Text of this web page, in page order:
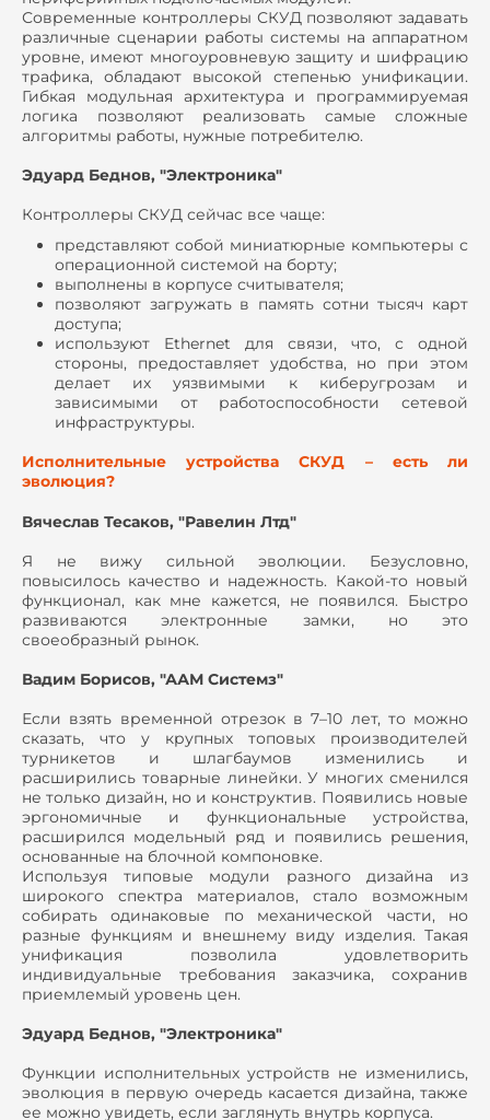
Современные контроллеры СКУД позволяют задавать
различные сценарии работы системы на аппаратном
уровне, имеют многоуровневую защиту и шифрацию
трафика, обладают высокой степенью унификации.
Гибкая модульная архитектура и программируемая
логика позволяют реализовать самые сложные
алгоритмы работы, нужные потребителю.
Эдуард Беднов, "Электроника"
Контроллеры СКУД сейчас все чаще:
представляют собой миниатюрные компьютеры с
операционной системой на борту;
выполнены в корпусе считывателя;
позволяют загружать в память сотни тысяч карт
доступа;
используют Ethernet для связи, что, с одной
стороны, предоставляет удобства, но при этом
делает их уязвимыми к киберугрозам и
зависимыми от работоспособности сетевой
инфраструктуры.
Исполнительные устройства СКУД – есть ли
эволюция?
Вячеслав Тесаков, "Равелин Лтд"
Я не вижу сильной эволюции. Безусловно,
повысилось качество и надежность. Какой-то новый
функционал, как мне кажется, не появился. Быстро
развиваются электронные замки, но это
своеобразный рынок.
Вадим Борисов, "ААМ Системз"
Если взять временной отрезок в 7–10 лет, то можно
сказать, что у крупных топовых производителей
турникетов и шлагбаумов изменились и
расширились товарные линейки. У многих сменился
не только дизайн, но и конструктив. Появились новые
эргономичные и функциональные устройства,
расширился модельный ряд и появились решения,
основанные на блочной компоновке.
Используя типовые модули разного дизайна из
широкого спектра материалов, стало возможным
собирать одинаковые по механической части, но
разные функциям и внешнему виду изделия. Такая
унификация позволила удовлетворить
индивидуальные требования заказчика, сохранив
приемлемый уровень цен.
Эдуард Беднов, "Электроника"
Функции исполнительных устройств не изменились,
эволюция в первую очередь касается дизайна, также
ее можно увидеть, если заглянуть внутрь корпуса.